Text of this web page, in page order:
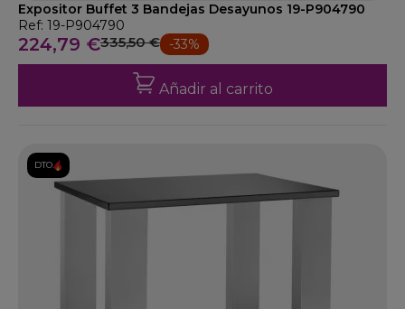
Expositor Buffet 3 Bandejas Desayunos 19-P904790
Ref: 19-P904790
224,79 €335,50 € -33%
Añadir al carrito
DTO.